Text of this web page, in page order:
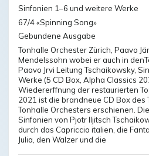
Sinfonien 1–6 und weitere Werke
67/4 «Spinning Song»
Gebundene Ausgabe
Tonhalle Orchester Zürich, Paavo
Mendelssohn wobei er auch in
Paavo Jrvi Leitung Tschaikowsky,
Werke (5 CD Box, Alpha Classics
Wiedererffnung der restaurierten
2021 ist die brandneue CD Box des
Tonhalle Orchesters erschienen.
Sinfonien von Pjotr Iljitsch
durch das Capriccio italien, die
Julia, den Walzer und die